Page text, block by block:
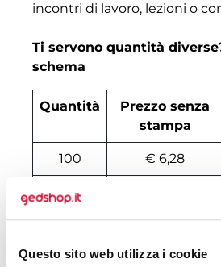
Questo sito web utilizza i cookie
incontri di lavoro, lezioni o
Ti servono quantità
schema
Quantità
Prezzo senza
stampa
100 € 6,28
500
1000 € 5,38
2000 € 5,34